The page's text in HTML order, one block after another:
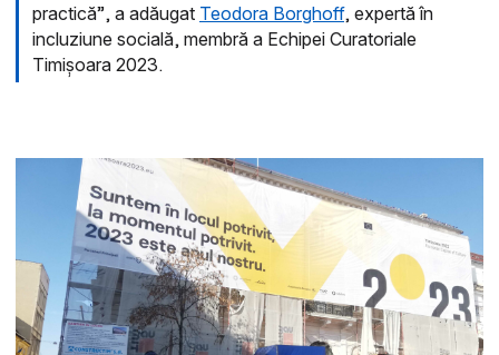
practică”, a adăugat Teodora Borghoff, expertă în
incluziune socială, membră a Echipei Curatoriale
Timișoara 2023.